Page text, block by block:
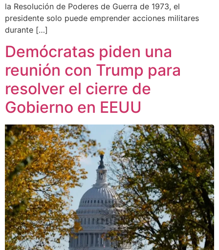
la Resolución de Poderes de Guerra de 1973, el
presidente solo puede emprender acciones militares
durante […]
Demócratas piden una
reunión con Trump para
resolver el cierre de
Gobierno en EEUU